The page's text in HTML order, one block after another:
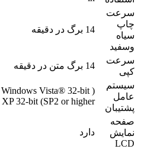
سرعت
چاپ
سیاه
وسفید
14 برگ در دقیقه
سرعت
کپی
14 برگ متن در دقیقه
سیستم
عامل
پشتیبان
Windows Vista® 32-bit
32-bit (SP2 or higher
صفحه
نمایش
LCD
دارد